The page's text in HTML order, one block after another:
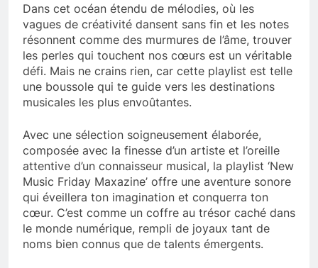
Dans cet océan étendu de mélodies, où les
vagues de créativité dansent sans fin et les notes
résonnent comme des murmures de l’âme, trouver
les perles qui touchent nos cœurs est un véritable
défi. Mais ne crains rien, car cette playlist est telle
une boussole qui te guide vers les destinations
musicales les plus envoûtantes.
Avec une sélection soigneusement élaborée,
composée avec la finesse d’un artiste et l’oreille
attentive d’un connaisseur musical, la playlist ‘New
Music Friday Maxazine’ offre une aventure sonore
qui éveillera ton imagination et conquerra ton
cœur. C’est comme un coffre au trésor caché dans
le monde numérique, rempli de joyaux tant de
noms bien connus que de talents émergents.